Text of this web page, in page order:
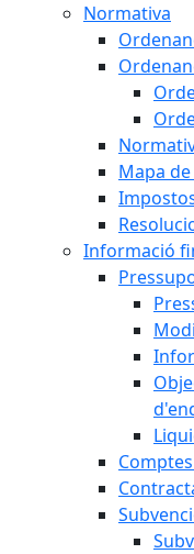
Normativa
Mapa
Informació